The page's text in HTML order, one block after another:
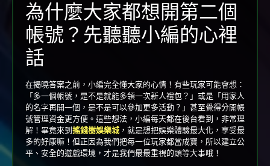
為什麼大家都想開第二個
帳號？先聽聽小編的心裡
話
在揭曉答案之前，小編完全懂大家的心情！有些玩家可能會想：
「多一個帳號，是不是就能多領一次新人禮包？」或是「用家人
的名字再開一個，是不是可以參加更多活動？」甚至覺得分開帳
號管理資金更方便。這些想法，小編每天都在後台看到，非常理
解！畢竟來到 搖錢樹娛樂城 ，就是想把娛樂體驗最大化，享受最
多的好康嘛！但正因為我們把每一位玩家都當成寶，所以建立公
平、安全的遊戲環境，才是我們最最重視的頭等大事哦！